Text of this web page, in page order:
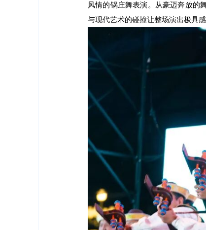
风情的锅庄舞表演。从豪迈奔放的
与现代艺术的碰撞让整场演出极具